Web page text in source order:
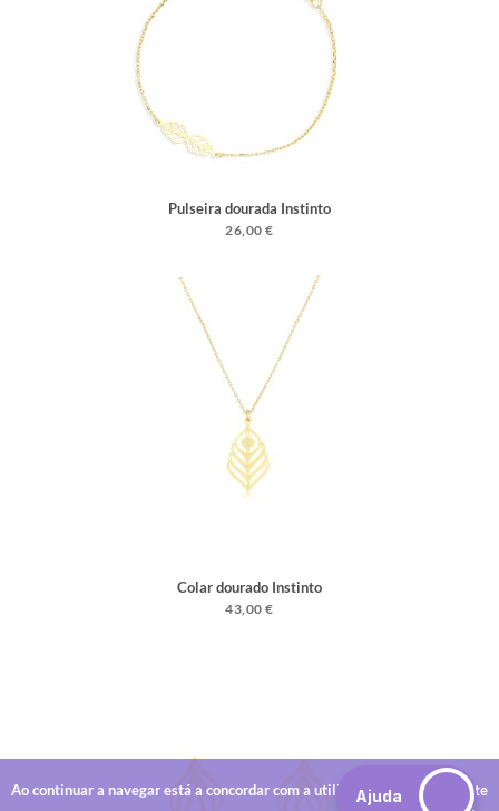
Pulseira dourada Instinto
26,00 €
Colar dourado Instinto
43,00 €
Ao continuar a navegar está a concordar com a utilização de cookies neste
Ajuda